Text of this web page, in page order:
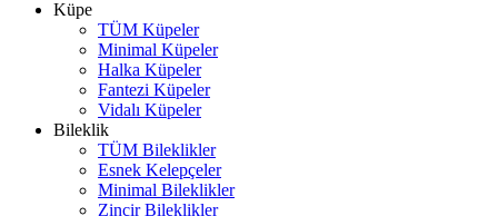
Küpe
TÜM Küpeler
Minimal Küpeler
Halka Küpeler
Fantezi Küpeler
Vidalı Küpeler
Bileklik
TÜM Bileklikler
Esnek Kelepçeler
Minimal Bileklikler
Zincir Bileklikler